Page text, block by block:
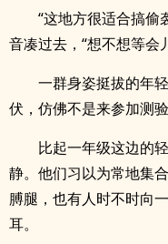
“这地方很适合搞偷
音凑过去，“想不想等会
一群身姿挺拔的年
伏，仿佛不是来参加测
比起一年级这边的
静。他们习以为常地集
膊腿，也有人时不时向
耳。